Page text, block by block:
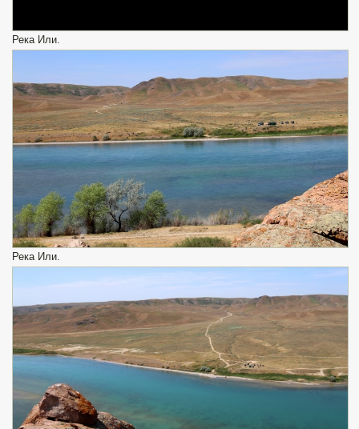
Река Или.
Река Или.